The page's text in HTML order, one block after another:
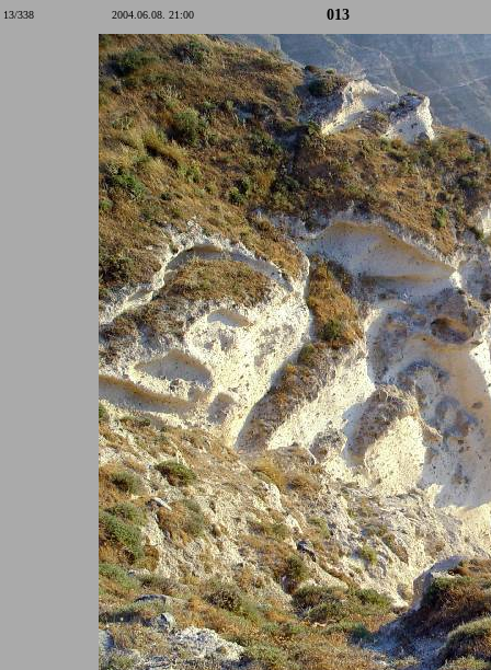
13/338 2004.06.08. 21:00 013